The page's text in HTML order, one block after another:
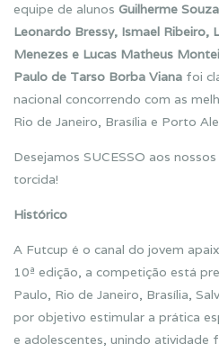
equipe de alunos Guilherme
Leonardo Bressy, Ismael Ribeiro,
Menezes e Lucas Matheus
Paulo de Tarso Borba Viana foi
nacional concorrendo com as
Rio de Janeiro, Brasília e Porto
Desejamos SUCESSO aos
torcida!
Histórico
A Futcup é o canal do jovem
10ª edição, a competição está
Paulo, Rio de Janeiro, Brasília,
por objetivo estimular a prática
e adolescentes, unindo atividade